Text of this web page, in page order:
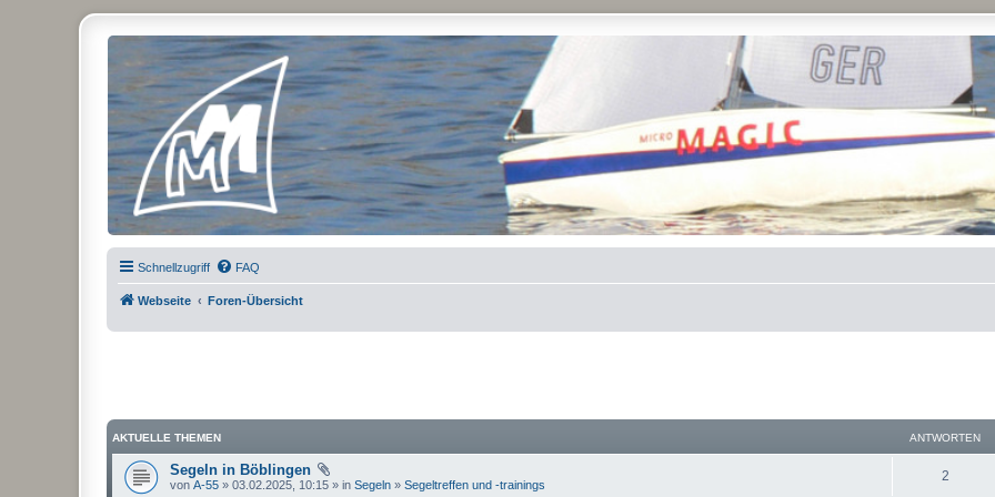
Micro Magic Forum Deutschland
Schnellzugriff FAQ
Webseite Foren-Übersicht
AKTUELLE THEMEN ANTWORTEN
Segeln in Böblingen
von A-55 » 03.02.2025, 10:15 » in Segeln » Segeltreffen und -trainings
2